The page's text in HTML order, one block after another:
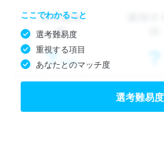
ここでわかること
選考難易度
重視する項目
あなたとのマッチ度
選考難易